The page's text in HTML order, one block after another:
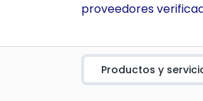
proveedores
Productos y